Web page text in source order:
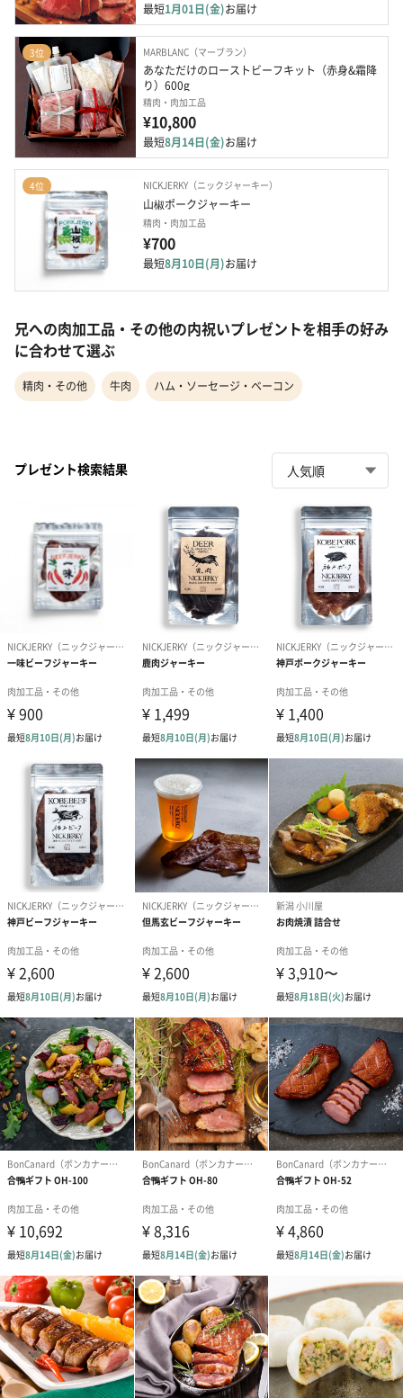
最短1月01日(金)お届け
3位 MARBLANC（マーブラン）
あなただけのローストビーフキット（赤身&霜降
り）600g
精肉・肉加工品
¥10,800
最短8月14日(金)お届け
4位 NICKJERKY（ニックジャーキー）
山椒ポークジャーキー
精肉・肉加工品
¥700
最短8月10日(月)お届け
兄への肉加工品・その他の内祝いプレゼントを相手の好み
に合わせて選ぶ
精肉・その他 牛肉 ハム・ソーセージ・ベーコン
プレゼント検索結果